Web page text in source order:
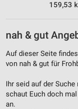
159,53
nah & gut
Auf dieser Seite
von nah & gut für
Ihr seid auf der
schaut Euch doch
an.
Messung der
Analyse von
Kombinationen von
Quellen
Entwicklung und